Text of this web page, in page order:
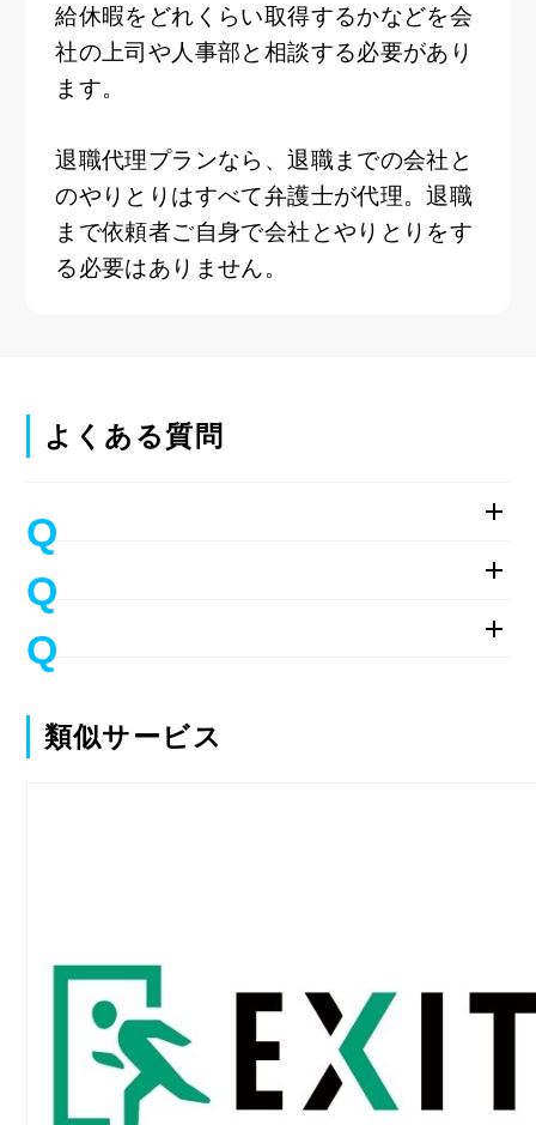
給休暇をどれくらい取得するかなどを会
社の上司や人事部と相談する必要があり
ます。
退職代理プランなら、退職までの会社と
のやりとりはすべて弁護士が代理。退職
まで依頼者ご自身で会社とやりとりをす
る必要はありません。
よくある質問
類似サービス